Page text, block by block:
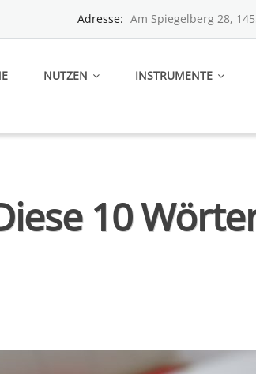
Adresse: Am Spiegelberg 28,
NUTZEN INSTRUMENTE
10